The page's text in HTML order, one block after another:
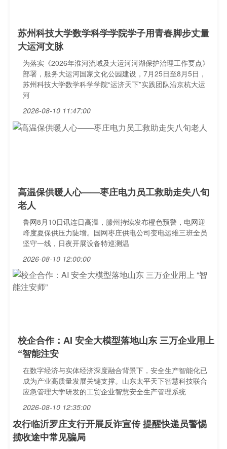
苏州科技大学数学科学学院学子用青春脚步丈量
大运河文脉
为落实《2026年淮河流域及大运河河湖保护治理工作要点》
部署，服务大运河国家文化公园建设，7月25日至8月5日，
苏州科技大学数学科学学院“运济天下”实践团队沿京杭大运
河
2026-08-10 11:47:00
高温保供暖人心——枣庄电力员工救助走失八旬
老人
鲁网8月10日讯连日高温，滕州持续发布橙色预警，电网迎
峰度夏保供压力陡增。国网枣庄供电公司变电运维三班全员
坚守一线，日夜开展设备特巡测温
2026-08-10 12:00:00
校企合作：AI 安全大模型落地山东 三万企业用上
“智能注安
在数字经济与实体经济深度融合背景下，安全生产智能化已
成为产业高质量发展关键支撑。山东太平天下智慧科技联合
应急管理大学研发的工贸企业智慧安全生产管理系统
2026-08-10 12:35:00
农行临沂罗庄支行开展反诈宣传 提醒快递员警惕
揽收途中常见骗局